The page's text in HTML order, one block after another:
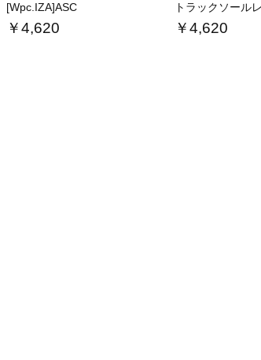
[Wpc.IZA]ASC
￥4,620
トラックソール
￥4,620